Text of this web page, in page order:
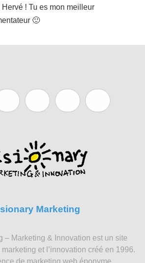
Hervé ! Tu es mon meilleur
🙂
Marketing
– Marketing & Innovation est un site
marketing et l’innovation créé en 1996.
de marketing web éponyme